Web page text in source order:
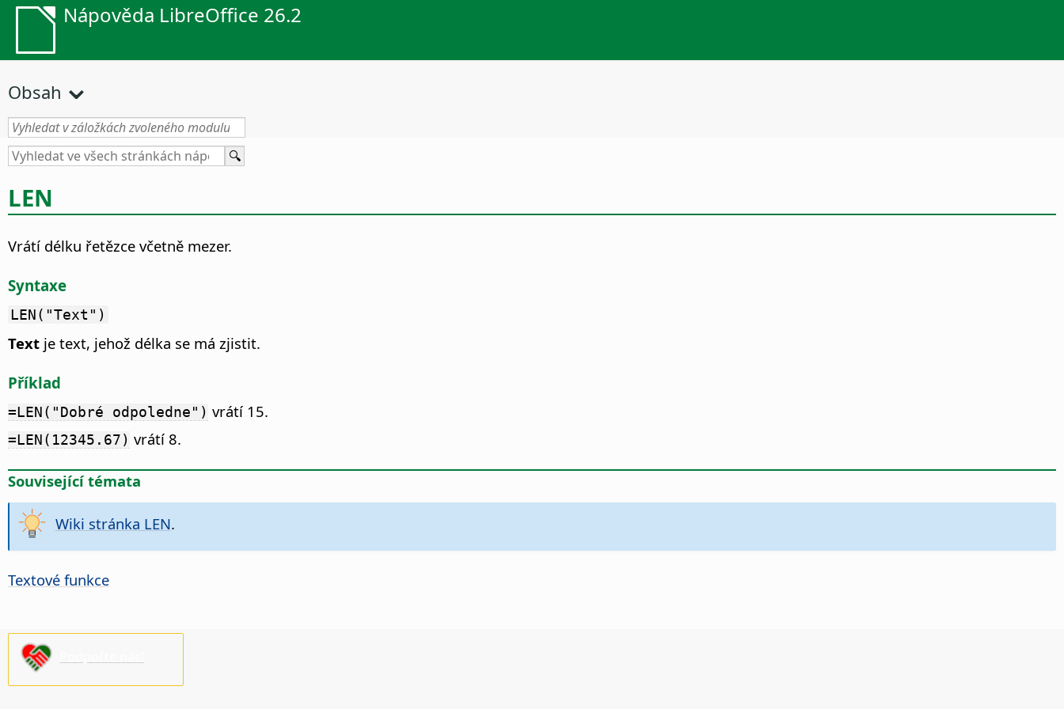
Nápověda LibreOffice 26.2
Obsah
LEN
Vrátí délku řetězce včetně mezer.
Syntaxe
LEN("Text")
Text je text, jehož délka se má zjistit.
Příklad
=LEN("Dobré odpoledne") vrátí 15.
=LEN(12345.67) vrátí 8.
Související témata
Wiki stránka LEN.
Textové funkce